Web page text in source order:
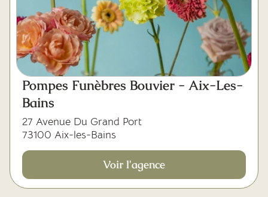
Pompes Funèbres Bouvier - Aix-Les-
Bains
27 Avenue Du Grand Port
73100 Aix-les-Bains
Voir l'agence